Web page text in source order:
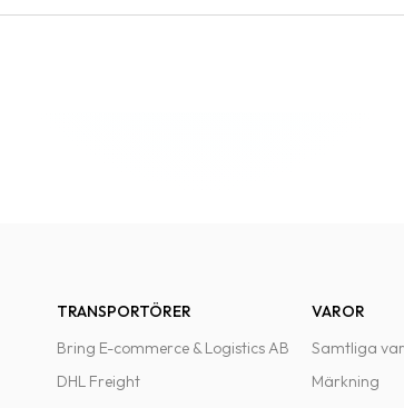
TRANSPORTÖRER
Bring E-commerce & Logistics AB
DHL Freight
VAROR
Samtliga
Märkning